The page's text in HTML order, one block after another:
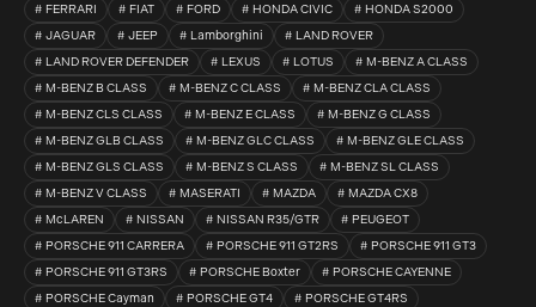
FERRARI
FIAT FORD HONDA CIVIC
HONDA S2000
JAGUAR
JEEP Lamborghini
LAND ROVER
LAND ROVER DEFENDER
LEXUS LOTUS
M-BENZ A CLASS
M-BENZ B CLASS
M-BENZ C CLASS
M-BENZ CLA CLASS
M-BENZ CLS CLASS
M-BENZ E CLASS
M-BENZ G CLASS
M-BENZ GLB CLASS
M-BENZ GLC CLASS
M-BENZ GLE CLASS
M-BENZ GLS CLASS
M-BENZ S CLASS
M-BENZ SL CLASS
M-BENZ V CLASS
MASERATI MAZDA
MAZDA CX8
McLAREN
NISSAN NISSAN R35/GTR
PEUGEOT
PORSCHE 911 CARRERA
PORSCHE 911 GT2RS
PORSCHE 911 GT3
PORSCHE 911 GT3RS
PORSCHE Boxter
PORSCHE CAYENNE
PORSCHE Cayman
PORSCHE GT4
PORSCHE GT4RS